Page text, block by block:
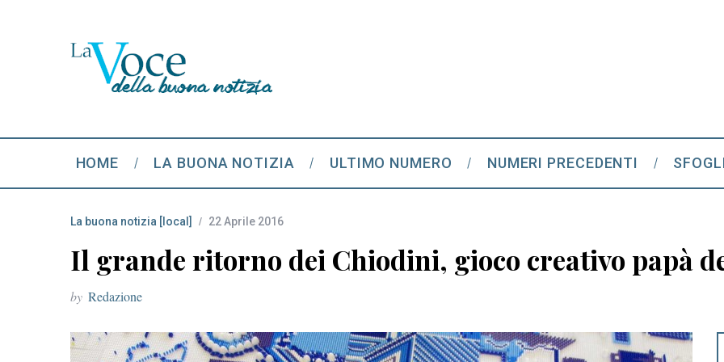
HOME LA BUONA NOTIZIA ULTIMO NUMERO NUMERI PRECEDENTI
La buona notizia [local] 22 Aprile 2016
Il grande ritorno dei Chiodini, gioco creativo papà
by Redazione